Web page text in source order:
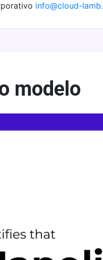
info@cloud-
modelo